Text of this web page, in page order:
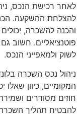
לאחר רכישת הנכס,
להצלחת ההשקעה.
והכנה להשכרה,
פוטנציאליים. חשוב
לשוק ולמאפייני הנכס.
ניהול נכס השכרה
המקומיים, כיוון
חוזים מסודרים
להבטיח תהליך